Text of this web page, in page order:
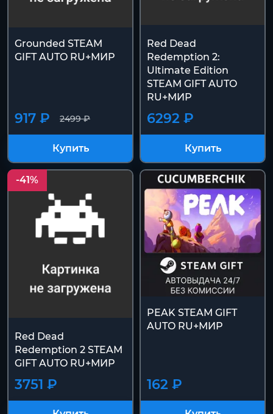
Grounded STEAM
2499 ₽
917 ₽
Купить
Red Dead
Redemption 2:
Ultimate Edition
STEAM GIFT AUTO
RU+МИР
6292 ₽
Купить
-41%
Red Dead
Redemption 2 STEAM
GIFT AUTO RU+МИР
3751 ₽
PEAK STEAM GIFT
162 ₽